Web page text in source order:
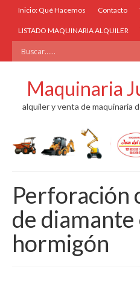
Inicio: Qué Hacemos Contacto
LISTADO MAQUINARIA ALQUILER
Maquinaria
alquiler y venta de maquinaria
Perforación
de diamante
hormigón